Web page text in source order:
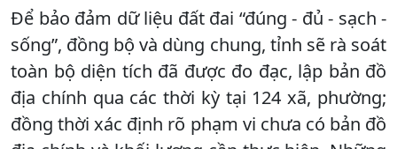
Để bảo đảm dữ liệu đất đai “đúng - đủ - sạch -
sống”, đồng bộ và dùng chung, tỉnh sẽ rà soát
toàn bộ diện tích đã được đo đạc, lập bản đồ
địa chính qua các thời kỳ tại 124 xã, phường;
đồng thời xác định rõ phạm vi chưa có bản đồ